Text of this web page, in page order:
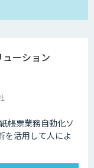
ーション
帳票業務自動化ソ
を活用して人によ